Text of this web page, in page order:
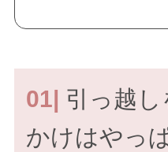
01| 引っ越
かけはやっ